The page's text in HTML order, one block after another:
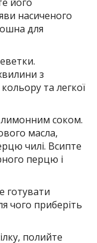
насиченого
для
з
та легкої
соком.
масла,
чилі. Всипте
перцю і
готувати
чого приберіть
полийте